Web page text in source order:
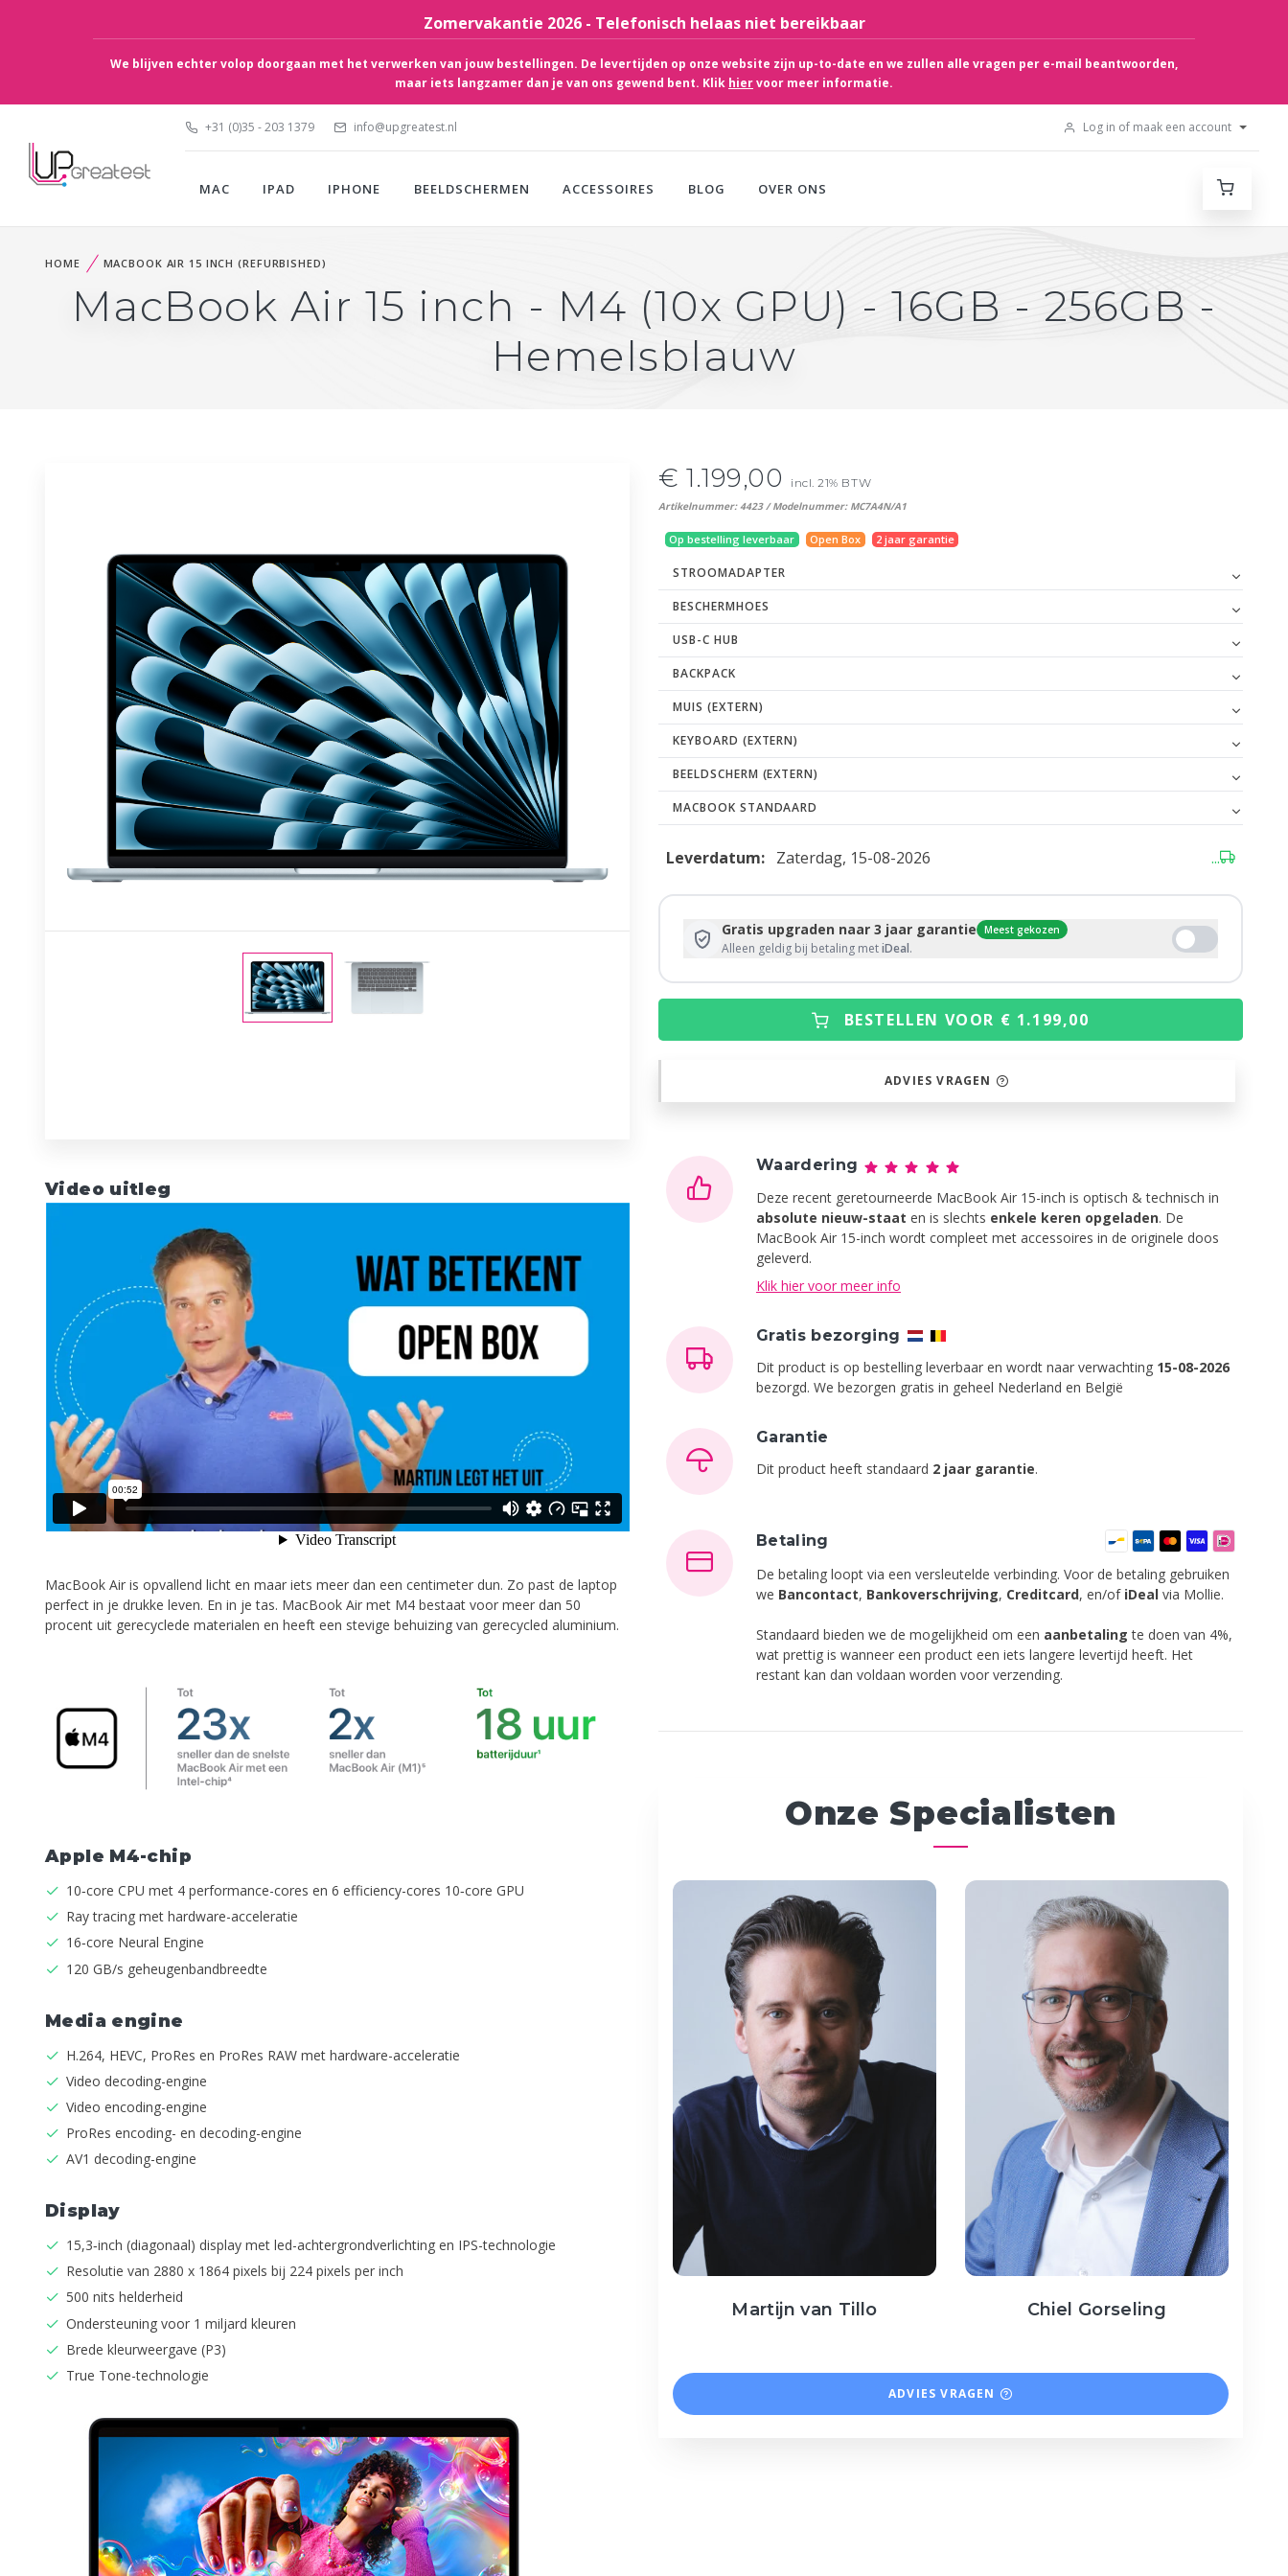
Zomervakantie 2026 - Telefonisch helaas niet bereikbaar
We blijven echter volop doorgaan met het verwerken van jouw bestellingen. De levertijden op onze website zijn up-to-date en we zullen alle vragen per e-mail beantwoorden,
maar iets langzamer dan je van ons gewend bent. Klik hiervoor meer informatie.
+31 (0)35 - 203 1379 info@upgreatest.nl Log in of maak een account
MAC IPAD IPHONE BEELDSCHERMEN ACCESSOIRES BLOG OVER ONS
HOME MACBOOK AIR 15 INCH (REFURBISHED)
MacBook Air 15 inch - M4 (10x GPU) - 16GB - 256GB -
Hemelsblauw
Video uitleg
MacBook Air is opvallend licht en maar iets meer dan een centimeter dun. Zo past de laptop
perfect in je drukke leven. En in je tas. MacBook Air met M4 bestaat voor meer dan 50
procent uit gerecyclede materialen en heeft een stevige behuizing van gerecycled aluminium.
Apple M4-chip
10‑core CPU met 4 performance-cores en 6 efficiency-cores 10‑core GPU
Ray tracing met hardware-acceleratie
16‑core Neural Engine
120 GB/s geheugen­­­bandbreedte
Media engine
H.264, HEVC, ProRes en ProRes RAW met hardware-acceleratie
Video decoding-engine
Video encoding-engine
ProRes encoding- en decoding-engine
AV1 decoding-engine
Display
15,3‑inch (diagonaal) display met led-achter­grond­­­­verlichting en IPS-technologie
Resolutie van 2880 x 1864 pixels bij 224 pixels per inch
500 nits helderheid
Ondersteuning voor 1 miljard kleuren
Brede kleur­weer­gave (P3)
True Tone-technologie
€ 1.199,00 incl. 21% BTW
Artikelnummer: 4423 / Modelnummer: MC7A4N/A1
Op bestelling leverbaar Open Box 2 jaar garantie
STROOMADAPTER
BESCHERMHOES
USB-C HUB
BACKPACK
MUIS (EXTERN)
KEYBOARD (EXTERN)
BEELDSCHERM (EXTERN)
MACBOOK STANDAARD
Leverdatum: Zaterdag, 15-08-2026 ...
Gratis upgraden naar 3 jaar garantie Meest gekozen
Alleen geldig bij betaling metiDeal.
BESTELLEN VOOR € 1.199,00
ADVIES VRAGEN
Waardering
Deze recent geretourneerde MacBook Air 15-inch is optisch & technisch in
absolute nieuw-staat en is slechts enkele keren opgeladen. De
MacBook Air 15-inch wordt compleet met accessoires in de originele doos
geleverd.
Klik hier voor meer info
Gratis bezorging
Dit product is op bestelling leverbaar en wordt naar verwachting 15-08-2026
bezorgd. We bezorgen gratis in geheel Nederland en België
Garantie
Dit product heeft standaard 2 jaar garantie.
Betaling
De betaling loopt via een versleutelde verbinding. Voor de betaling gebruiken
we Bancontact, Bankoverschrijving, Creditcard, en/of iDeal via Mollie.
Standaard bieden we de mogelijkheid om een aanbetaling te doen van 4%,
wat prettig is wanneer een product een iets langere levertijd heeft. Het
restant kan dan voldaan worden voor verzending.
Onze Specialisten
Martijn van Tillo Chiel Gorseling
ADVIES VRAGEN